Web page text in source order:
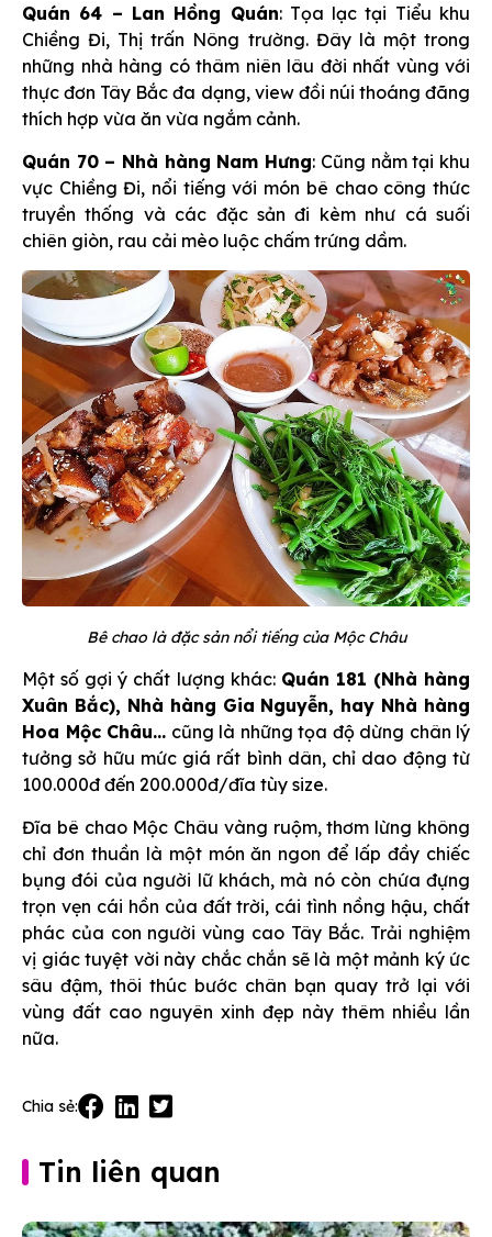
Quán 64 – Lan Hồng Quán: Tọa lạc tại Tiểu khu
Chiềng Đi, Thị trấn Nông trường. Đây là một trong
những nhà hàng có thâm niên lâu đời nhất vùng với
thực đơn Tây Bắc đa dạng, view đồi núi thoáng đãng
thích hợp vừa ăn vừa ngắm cảnh.
Quán 70 – Nhà hàng Nam Hưng: Cũng nằm tại khu
vực Chiềng Đi, nổi tiếng với món bê chao công thức
truyền thống và các đặc sản đi kèm như cá suối
chiên giòn, rau cải mèo luộc chấm trứng dầm.
Bê chao là đặc sản nổi tiếng của Mộc Châu
Một số gợi ý chất lượng khác: Quán 181 (Nhà hàng
Xuân Bắc), Nhà hàng Gia Nguyễn, hay Nhà hàng
Hoa Mộc Châu... cũng là những tọa độ dừng chân lý
tưởng sở hữu mức giá rất bình dân, chỉ dao động từ
100.000đ đến 200.000đ/đĩa tùy size.
Đĩa bê chao Mộc Châu vàng ruộm, thơm lừng không
chỉ đơn thuần là một món ăn ngon để lấp đầy chiếc
bụng đói của người lữ khách, mà nó còn chứa đựng
trọn vẹn cái hồn của đất trời, cái tình nồng hậu, chất
phác của con người vùng cao Tây Bắc. Trải nghiệm
vị giác tuyệt vời này chắc chắn sẽ là một mảnh ký ức
sâu đậm, thôi thúc bước chân bạn quay trở lại với
vùng đất cao nguyên xinh đẹp này thêm nhiều lần
nữa.
Chia sẻ:
Tin liên quan